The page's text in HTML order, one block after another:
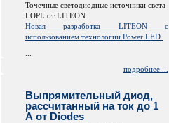
Точечные светодиодные источники света
LOPL от LITEON
Новая разработка LITEON с
использованием технологии Power LED.
подробнее ...
Выпрямительный диод,
рассчитанный на ток до 1
А от Diodes